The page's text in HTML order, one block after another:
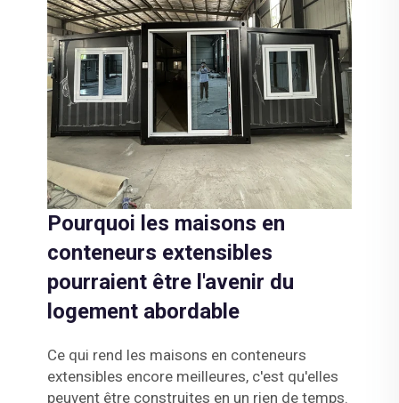
Pourquoi les maisons en
conteneurs extensibles
pourraient être l'avenir du
logement abordable
Ce qui rend les maisons en conteneurs
extensibles encore meilleures, c'est qu'elles
peuvent être construites en un rien de temps.